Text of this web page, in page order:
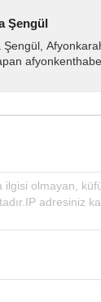
Şengül
Şengül,
haber akışı...